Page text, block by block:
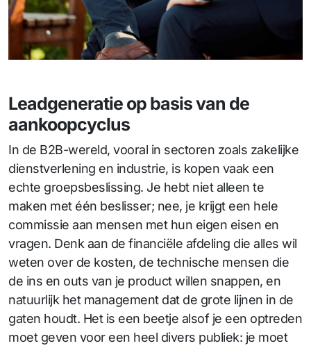
Leadgeneratie op basis van de
aankoopcyclus
In de B2B-wereld, vooral in sectoren zoals zakelijke
dienstverlening en industrie, is kopen vaak een
echte groepsbeslissing. Je hebt niet alleen te
maken met één beslisser; nee, je krijgt een hele
commissie aan mensen met hun eigen eisen en
vragen. Denk aan de financiële afdeling die alles wil
weten over de kosten, de technische mensen die
de ins en outs van je product willen snappen, en
natuurlijk het management dat de grote lijnen in de
gaten houdt. Het is een beetje alsof je een optreden
moet geven voor een heel divers publiek: je moet